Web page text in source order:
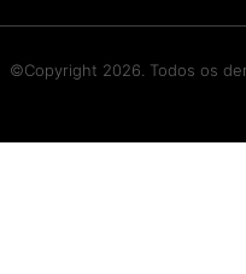
©Copyright 2026. Todos os